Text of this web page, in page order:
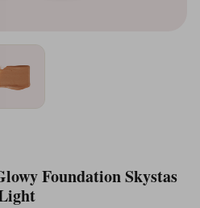
Foundation Skystas